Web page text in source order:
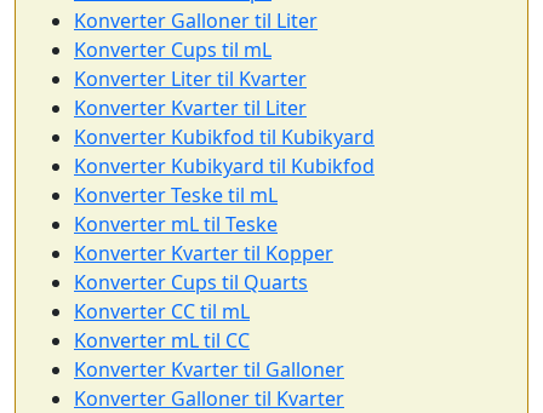
Konverter Galloner til Liter
Konverter Cups til mL
Konverter Liter til Kvarter
Konverter Kvarter til Liter
Konverter Kubikfod til Kubikyard
Konverter Kubikyard til Kubikfod
Konverter Teske til mL
Konverter mL til Teske
Konverter Kvarter til Kopper
Konverter Cups til Quarts
Konverter CC til mL
Konverter mL til CC
Konverter Kvarter til Galloner
Konverter Galloner til Kvarter